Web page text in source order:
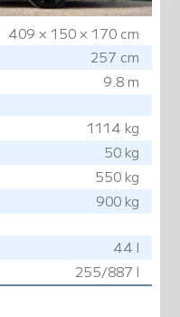
409 × 150 × 170 cm
257 cm
9.8 m
1114 kg
50 kg
550 kg
900 kg
44 l
255/887 l